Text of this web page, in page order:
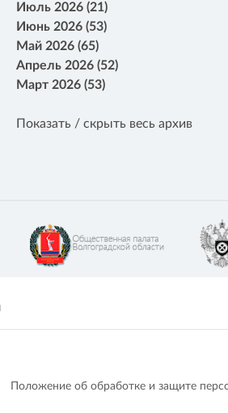
Июль 2026 (21)
Июнь 2026 (53)
Май 2026 (65)
Апрель 2026 (52)
Март 2026 (53)
Показать / скрыть весь архив
Положение об обработке и защите